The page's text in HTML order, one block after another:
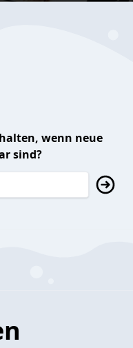
wenn neue
sind?